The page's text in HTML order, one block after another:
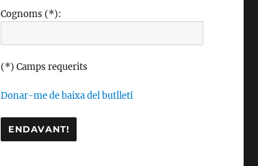
Cognoms (*):
(*) Camps requerits
Donar-me de baixa del butlletí